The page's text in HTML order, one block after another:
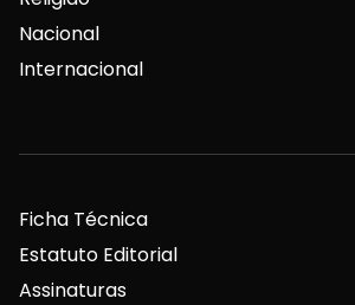
Nacional
Internacional
Ficha Técnica
Estatuto Editorial
Assinaturas